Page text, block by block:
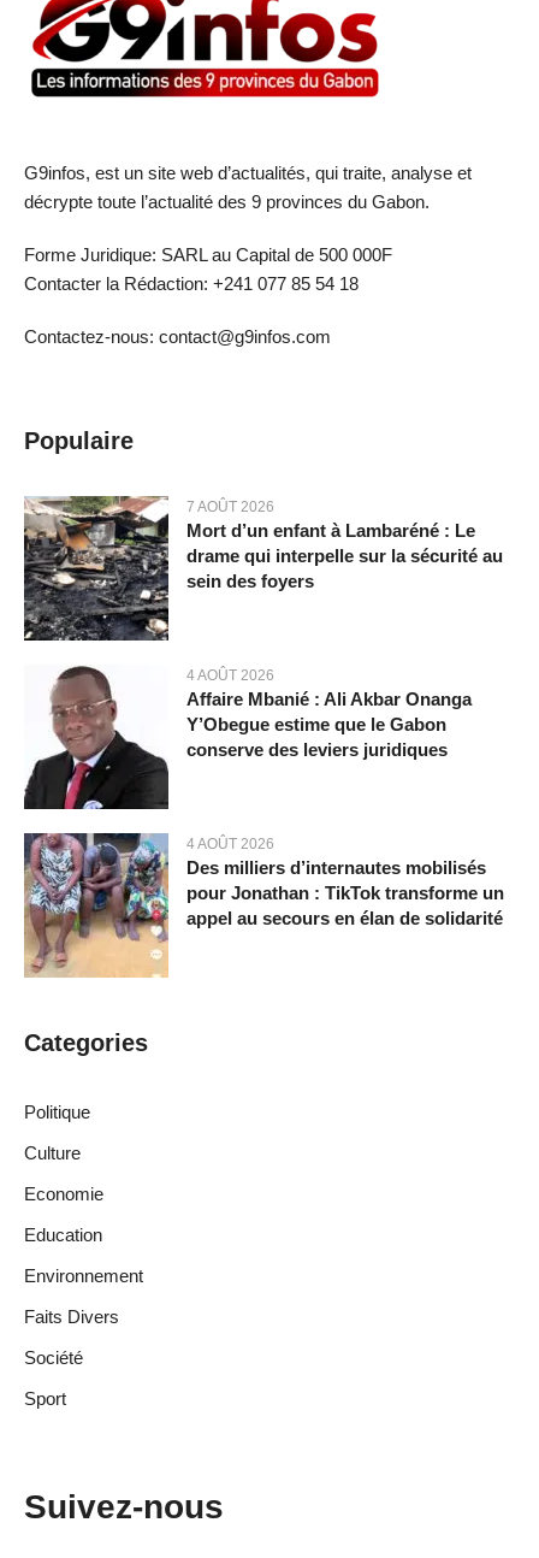
G9infos, est un site web d’actualités, qui traite, analyse et
décrypte toute l’actualité des 9 provinces du Gabon.
Forme Juridique: SARL au Capital de 500 000F
Contacter la Rédaction: +241 077 85 54 18
Contactez-nous: contact@g9infos.com
Populaire
7 AOÛT 2026
Mort d’un enfant à Lambaréné : Le
drame qui interpelle sur la sécurité au
sein des foyers
4 AOÛT 2026
Affaire Mbanié : Ali Akbar Onanga
Y’Obegue estime que le Gabon
conserve des leviers juridiques
4 AOÛT 2026
Des milliers d’internautes mobilisés
pour Jonathan : TikTok transforme un
appel au secours en élan de solidarité
Categories
Politique
Culture
Economie
Education
Environnement
Faits Divers
Société
Sport
Suivez-nous